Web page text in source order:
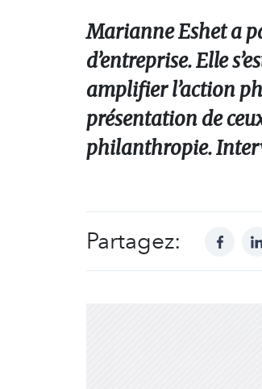
Marianne Eshet a
d’entreprise. Elle
amplifier l’action
présentation de
philanthropie.
Partagez: